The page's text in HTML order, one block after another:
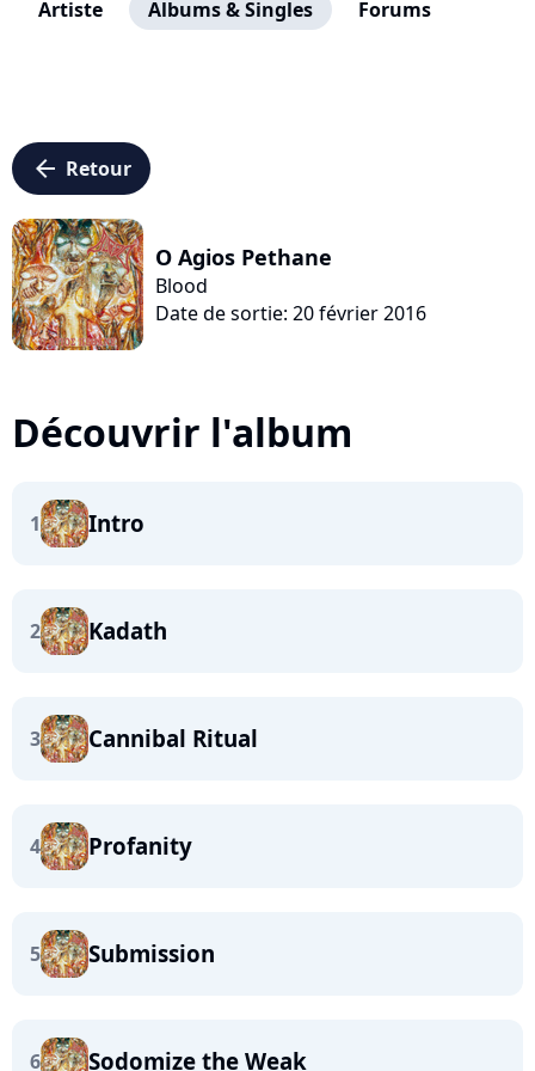
Artiste Albums & Singles Forums
arrow_left Retour
O Agios Pethane
Blood
Date de sortie: 20 février 2016
Découvrir l'album
1 Intro
2 Kadath
3 Cannibal Ritual
4 Profanity
5 Submission
6 Sodomize the Weak